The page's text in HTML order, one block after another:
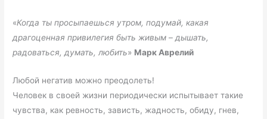
«Когда ты просыпаешься утром, подумай, какая
драгоценная привилегия быть живым–дышать,
радоваться, думать, любить» Марк Аврелий
Любой негатив можно преодолеть!
Человек в своей жизни периодически испытывает такие
чувства, как ревность, зависть, жадность, обиду, гнев,